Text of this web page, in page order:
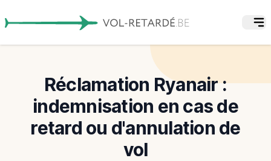
Réclamation Ryanair :
indemnisation en cas de
retard ou d'annulation de
vol